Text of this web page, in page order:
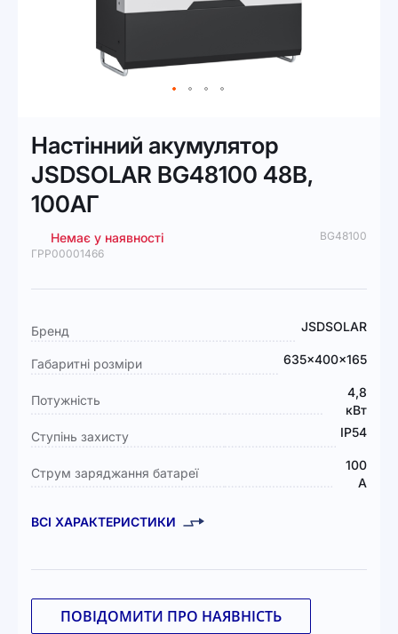
початку
галереї
зображень
Настінний акумулятор
JSDSOLAR BG48100 48В,
100АГ
Немає у наявності
BG48100
ГРР00001466
Докладніше
Бренд JSDSOLAR
Габаритні розміри 635x400x165
Потужність
4,8
кВт
Ступінь захисту
IP54
Струм заряджання батареї
100
А
ВСІ ХАРАКТЕРИСТИКИ
ПОВІДОМИТИ ПРО НАЯВНІСТЬ